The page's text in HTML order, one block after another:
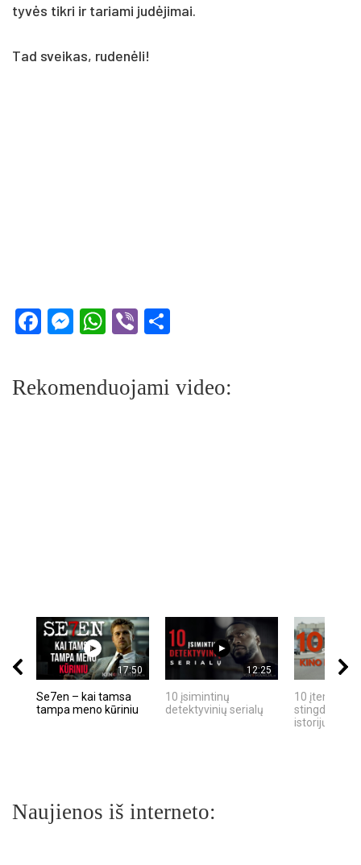
tyvės tik­ri ir ta­ria­mi judė­ji­mai.
Tad svei­kas, ru­denė­li!
Facebook
Messenger
WhatsApp
Viber
Rekomenduojami video:
17:50
Se7en – kai tamsa
tampa meno kūriniu
12:25
10 įsimintinų
detektyvinių serialų
10 įtemptų,
stingdančių
istorijų
Naujienos iš interneto: